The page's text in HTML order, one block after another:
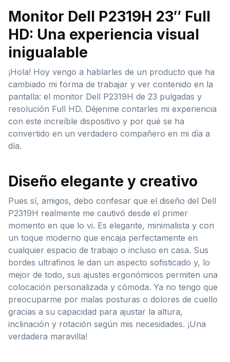
Monitor Dell P2319H 23″ Full
HD: Una experiencia visual
inigualable
¡Hola! Hoy vengo a hablarles de un producto que ha
cambiado mi forma de trabajar y ver contenido en la
pantalla: el monitor Dell P2319H de 23 pulgadas y
resolución Full HD. Déjenme contarles mi experiencia
con este increíble dispositivo y por qué se ha
convertido en un verdadero compañero en mi día a
día.
Diseño elegante y creativo
Pues sí, amigos, debo confesar que el diseño del Dell
P2319H realmente me cautivó desde el primer
momento en que lo vi. Es elegante, minimalista y con
un toque moderno que encaja perfectamente en
cualquier espacio de trabajo o incluso en casa. Sus
bordes ultrafinos le dan un aspecto sofisticado y, lo
mejor de todo, sus ajustes ergonómicos permiten una
colocación personalizada y cómoda. Ya no tengo que
preocuparme por malas posturas o dolores de cuello
gracias a su capacidad para ajustar la altura,
inclinación y rotación según mis necesidades. ¡Una
verdadera maravilla!